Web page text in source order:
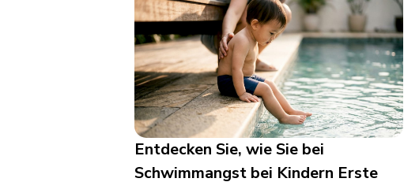
Entdecken Sie, wie Sie bei
Schwimmangst bei Kindern Erste